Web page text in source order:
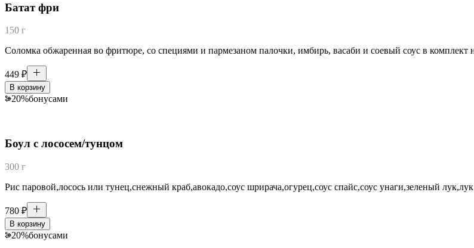
Батат фри
150 г
Соломка обжаренная во фритюре, со специями и пармезаном палочки, имбирь, васаби и соевый соус в комплект
449 ₽
В корзину
20%бонусами
Боул с лососем/тунцом
300 г
Рис паровой,лосось или тунец,снежный краб,авокадо,соус шрирача,огурец,соус спайс,соус унаги,зеленый
780 ₽
В корзину
20%бонусами